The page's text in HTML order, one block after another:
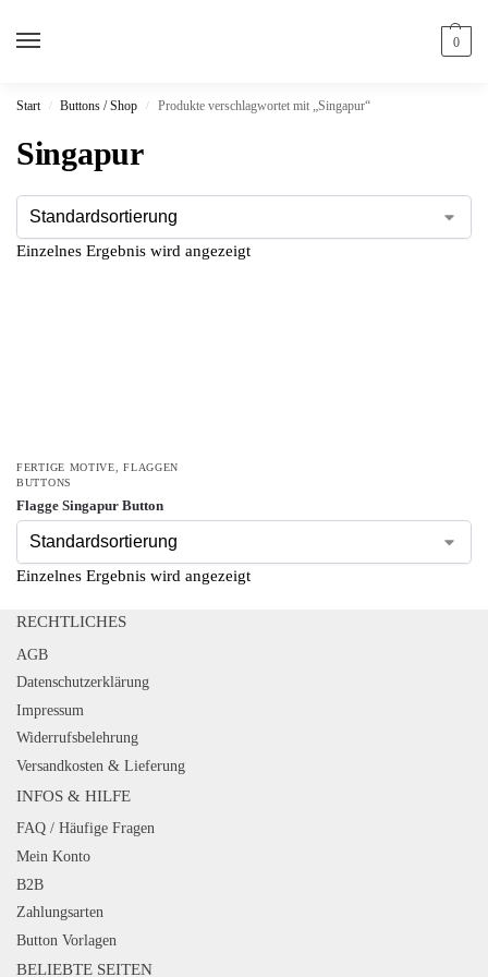
0
Start / Buttons / Shop / Produkte verschlagwortet mit „Singapur“
Singapur
Einzelnes Ergebnis wird angezeigt
FERTIGE MOTIVE,FLAGGEN
BUTTONS
Flagge Singapur Button
Einzelnes Ergebnis wird angezeigt
RECHTLICHES
AGB
Datenschutzerklärung
Impressum
Widerrufsbelehrung
Versandkosten & Lieferung
INFOS & HILFE
FAQ / Häufige Fragen
Mein Konto
B2B
Zahlungsarten
Button Vorlagen
BELIEBTE SEITEN